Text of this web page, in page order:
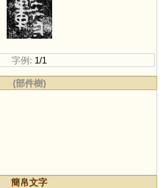
字例: 1/1
(部件樹)
簡帛文字